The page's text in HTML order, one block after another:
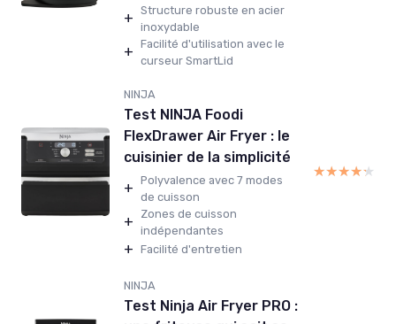
+ Structure robuste en acier
inoxydable
+ Facilité d'utilisation avec le
curseur SmartLid
NINJA
Test NINJA Foodi
FlexDrawer Air Fryer : le
cuisinier de la simplicité
+ Polyvalence avec 7 modes
de cuisson
+
Zones de cuisson
indépendantes
+ Facilité d'entretien
★★★★★
★★★★★
NINJA
Test Ninja Air Fryer PRO :